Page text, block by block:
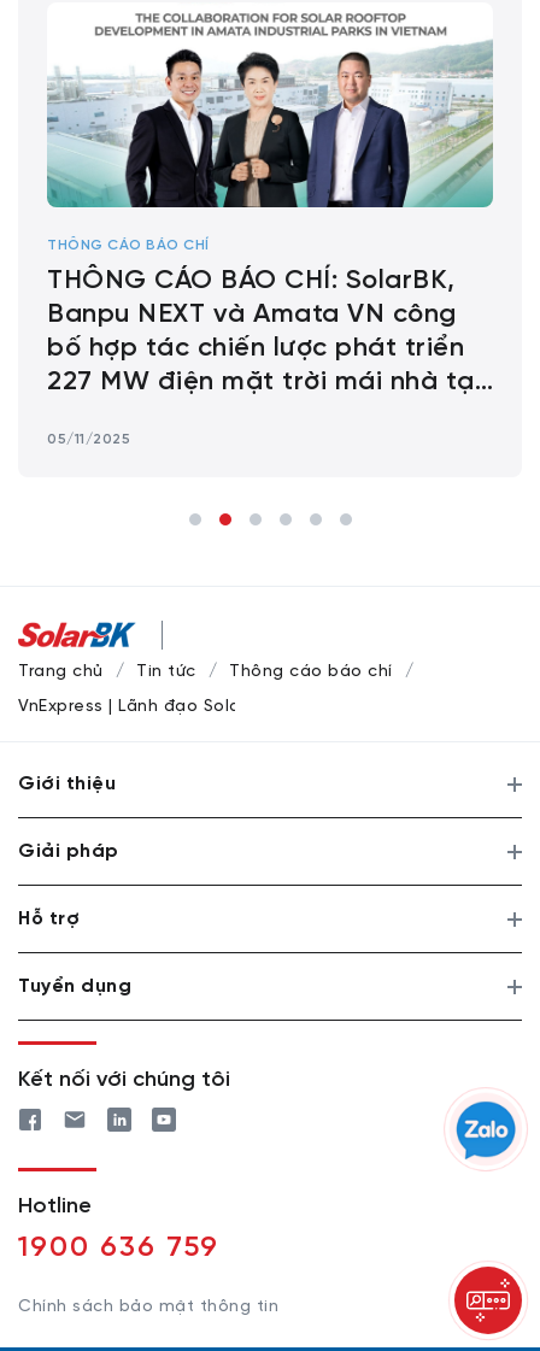
THÔNG CÁO BÁO CHÍ
THÔNG CÁO BÁO CHÍ: SolarBK,
Banpu NEXT và Amata VN công
bố hợp tác chiến lược phát triển
227 MW điện mặt trời mái nhà tại
Nam
05/11/2025
Trang chủ Tin tức
Thông cáo báo chí
VnExpress | Lãnh đạo SolarBK Holdings: Khởi nghiệp như
Giới thiệu
Giải pháp
Hỗ trợ
Tuyển dụng
Kết nối với chúng tôi
Hotline
1900 636 759
Chính sách bảo mật thông tin